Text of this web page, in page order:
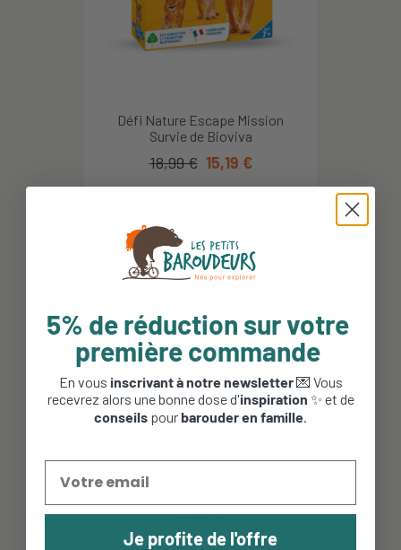
Défi Nature Escape Mission
Survie de Bioviva
18,99 € 15,19 €
Préhistoriques - Bioviva
9,99 €
5% de réduction sur votre
première commande
En vous inscrivant à notre newsletter💌 Vous
recevrez alors une bonne dose d'inspiration ✨ et de
conseils pourbarouder en famille
Je profite de l'offre